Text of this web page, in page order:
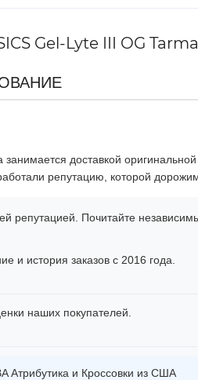
Gel-Lyte III OG
доставкой
репутацию, которой
репутацией. Почитайте
и история заказов с 2016 года.
наших покупателей.
Атрибутика и Кроссовки из США